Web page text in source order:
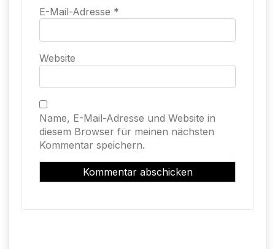
E-Mail-Adresse *
Website
Name, E-Mail-Adresse und Website in
diesem Browser für meinen nächsten
Kommentar speichern.